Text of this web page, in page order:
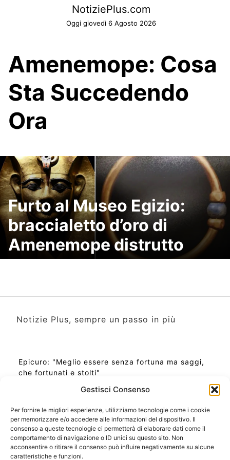
Gestisci Consenso
Per fornire le migliori esperienze, utilizziamo tecnologie come i cookie
per memorizzare e/o accedere alle informazioni del dispositivo. Il
consenso a queste tecnologie ci permetterà di elaborare dati come il
comportamento di navigazione o ID unici su questo sito. Non
acconsentire o ritirare il consenso può influire negativamente su alcune
caratteristiche e funzioni.
NotiziePlus.com
Oggi giovedì 6 Agosto 2026
Amenemope: Cosa
Sta Succedendo
Ora
Furto al Museo Egizio:
braccialetto d’oro di
Amenemope distrutto
Notizie Plus, sempre un passo in più
Epicuro: "Meglio essere senza fortuna ma saggi,
che fortunati e stolti"
Ora Esatta in Italia in questo momento
Ti Senti Strano Ultimamente? Potrebbe Essere per
la Risonanza di Schumann
Come Sapere Se Stai Ascendendo alla Quinta